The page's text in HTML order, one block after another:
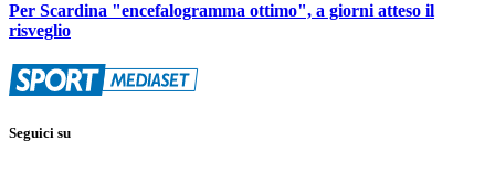
Per Scardina "encefalogramma ottimo", a giorni atteso il
risveglio
Seguici su